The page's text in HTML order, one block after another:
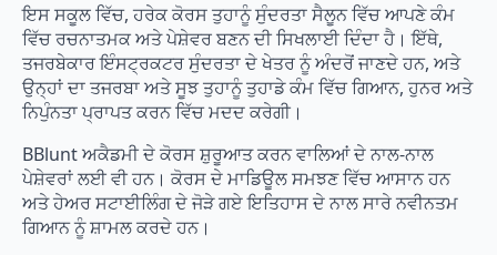
ਇਸ ਸਕੂਲ ਵਿੱਚ, ਹਰੇਕ ਕੋਰਸ ਤੁਹਾਨੂੰ ਸੁੰਦਰਤਾ ਸੈਲੂਨ ਵਿੱਚ ਆਪਣੇ ਕੰਮ
ਵਿੱਚ ਰਚਨਾਤਮਕ ਅਤੇ ਪੇਸ਼ੇਵਰ ਬਣਨ ਦੀ ਸਿਖਲਾਈ ਦਿੰਦਾ ਹੈ। ਇੱਥੇ,
ਤਜਰਬੇਕਾਰ ਇੰਸਟ੍ਰਕਟਰ ਸੁੰਦਰਤਾ ਦੇ ਖੇਤਰ ਨੂੰ ਅੰਦਰੋਂ ਜਾਣਦੇ ਹਨ, ਅਤੇ
ਉਨ੍ਹਾਂ ਦਾ ਤਜਰਬਾ ਅਤੇ ਸੂਝ ਤੁਹਾਨੂੰ ਤੁਹਾਡੇ ਕੰਮ ਵਿੱਚ ਗਿਆਨ, ਹੁਨਰ ਅਤੇ
ਨਿਪੁੰਨਤਾ ਪ੍ਰਾਪਤ ਕਰਨ ਵਿੱਚ ਮਦਦ ਕਰੇਗੀ।
BBlunt ਅਕੈਡਮੀ ਦੇ ਕੋਰਸ ਸ਼ੁਰੂਆਤ ਕਰਨ ਵਾਲਿਆਂ ਦੇ ਨਾਲ-ਨਾਲ
ਪੇਸ਼ੇਵਰਾਂ ਲਈ ਵੀ ਹਨ। ਕੋਰਸ ਦੇ ਮਾਡਿਊਲ ਸਮਝਣ ਵਿੱਚ ਆਸਾਨ ਹਨ
ਅਤੇ ਹੇਅਰ ਸਟਾਈਲਿੰਗ ਦੇ ਜੋੜੇ ਗਏ ਇਤਿਹਾਸ ਦੇ ਨਾਲ ਸਾਰੇ ਨਵੀਨਤਮ
ਗਿਆਨ ਨੂੰ ਸ਼ਾਮਲ ਕਰਦੇ ਹਨ।